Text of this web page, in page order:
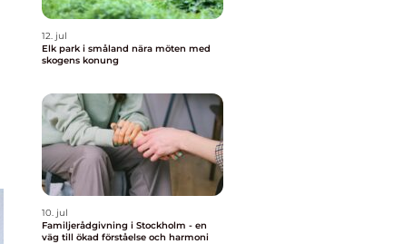
12. jul
Elk park i småland nära möten med
skogens konung
10. jul
Familjerådgivning i Stockholm - en
väg till ökad förståelse och harmoni